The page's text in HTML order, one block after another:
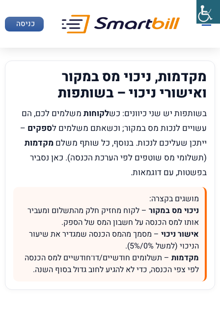
כניסה
מקדמות, ניכוי מס במקור
ואישורי ניכוי – בשותפות
בשותפות יש שני כיוונים: כשלקוחות משלמים לכם, הם
עשויים לנכות מס במקור; וכשאתם משלמים לספקים –
ייתכן שעליכם לנכות. בנוסף, כל שותף משלם מקדמות
(תשלומי מס שוטפים לפי הערכת הכנסה). כאן נסביר
בפשטות, עם דוגמאות.
מושגים בקצרה:
ניכוי מס במקור – לקוח מחזיק חלק מהתשלום ומעביר
אותו למס הכנסה על חשבון המס של הספק.
אישור ניכוי – מסמך מהמס הכנסה שמגדיר את שיעור
הניכוי (למשל 0%/5%).
מקדמות – תשלומים חודשיים/דו־חודשיים למס הכנסה
לפי צפי הכנסה, כדי לא להגיע לחוב גדול בסוף השנה.